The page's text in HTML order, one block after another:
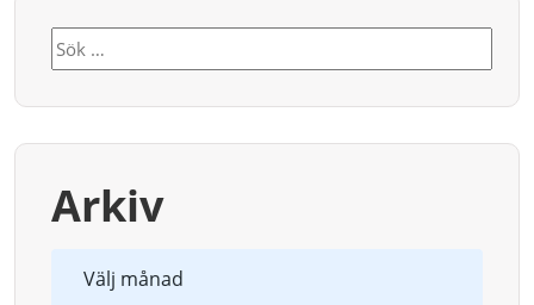
Sök
efter:
Arkiv